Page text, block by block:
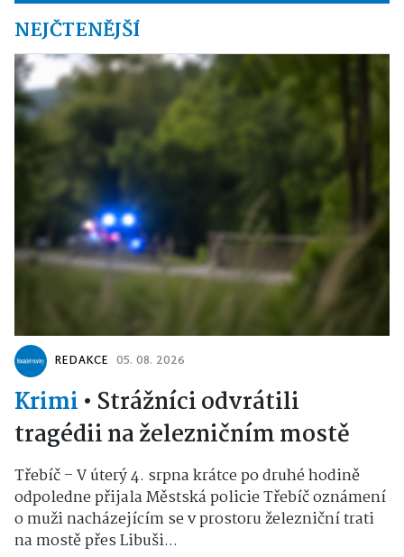
NEJČTENĚJŠÍ
REDAKCE 05. 08. 2026
Krimi • Strážníci odvrátili
tragédii na železničním mostě
Třebíč – V úterý 4. srpna krátce po druhé hodině
odpoledne přijala Městská policie Třebíč oznámení
o muži nacházejícím se v prostoru železniční trati
na mostě přes Libuši...